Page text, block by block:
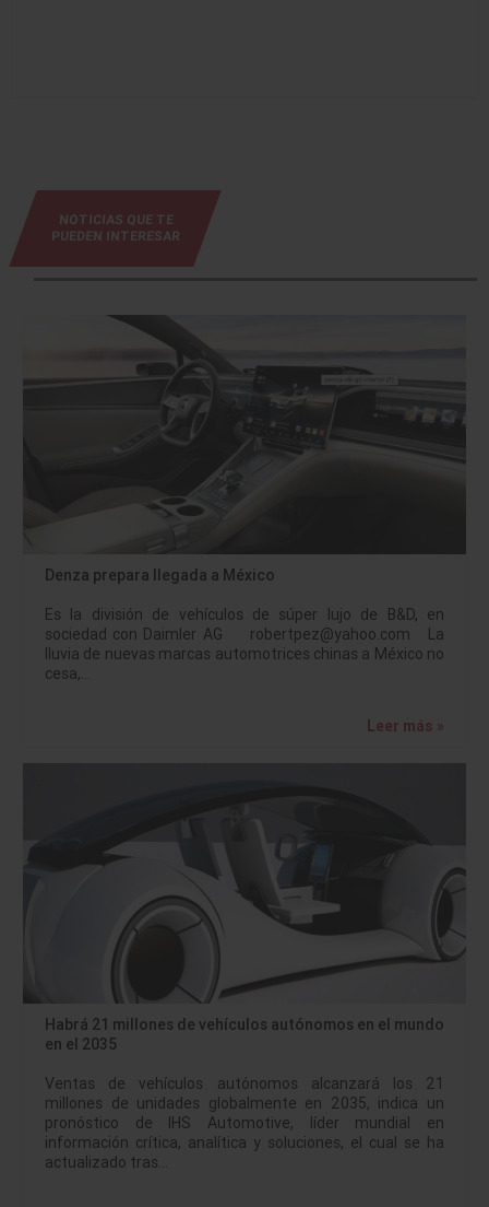
NOTICIAS QUE TE
PUEDEN INTERESAR
Denza prepara llegada a México
Es la división de vehículos de súper lujo de B&D, en
sociedad con Daimler AG robertpez@yahoo.com La
lluvia de nuevas marcas automotrices chinas a México no
cesa,…
Leer más »
Habrá 21 millones de vehículos autónomos en el mundo
en el 2035
Ventas de vehículos autónomos alcanzará los 21
millones de unidades globalmente en 2035, indica un
pronóstico de IHS Automotive, líder mundial en
información crítica, analítica y soluciones, el cual se ha
actualizado tras…